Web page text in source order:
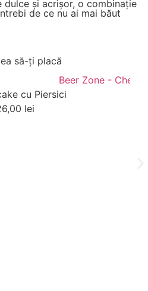
și acrișor, o combinație
de ce nu ai mai băut
să-ți placă
cu Piersici
lei